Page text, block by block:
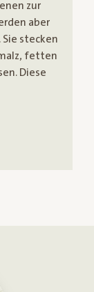
zur
aber
stecken
fetten
Diese